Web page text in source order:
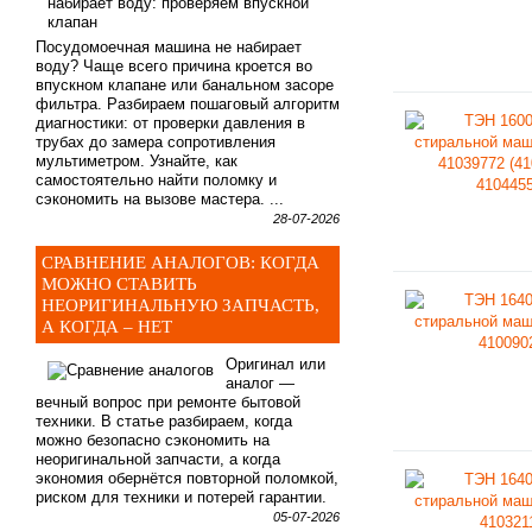
Посудомоечная машина не набирает
воду? Чаще всего причина кроется во
впускном клапане или банальном засоре
фильтра. Разбираем пошаговый алгоритм
диагностики: от проверки давления в
трубах до замера сопротивления
мультиметром. Узнайте, как
самостоятельно найти поломку и
сэкономить на вызове мастера. ...
28-07-2026
СРАВНЕНИЕ АНАЛОГОВ: КОГДА
МОЖНО СТАВИТЬ
НЕОРИГИНАЛЬНУЮ ЗАПЧАСТЬ,
А КОГДА – НЕТ
Оригинал или
аналог —
вечный вопрос при ремонте бытовой
техники. В статье разбираем, когда
можно безопасно сэкономить на
неоригинальной запчасти, а когда
экономия обернётся повторной поломкой,
риском для техники и потерей гарантии.
05-07-2026